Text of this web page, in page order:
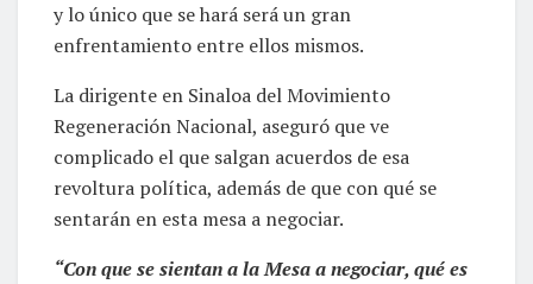
y lo único que se hará será un gran
enfrentamiento entre ellos mismos.
La dirigente en Sinaloa del Movimiento
Regeneración Nacional, aseguró que ve
complicado el que salgan acuerdos de esa
revoltura política, además de que con qué se
sentarán en esta mesa a negociar.
“Con que se sientan a la Mesa a negociar, qué es